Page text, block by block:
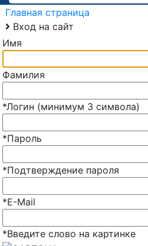
Главная страница
Вход на сайт
Имя
Фамилия
*Логин (минимум 3 символа)
*Пароль
*Подтверждение пароля
*E-Mail
*Введите слово на картинке